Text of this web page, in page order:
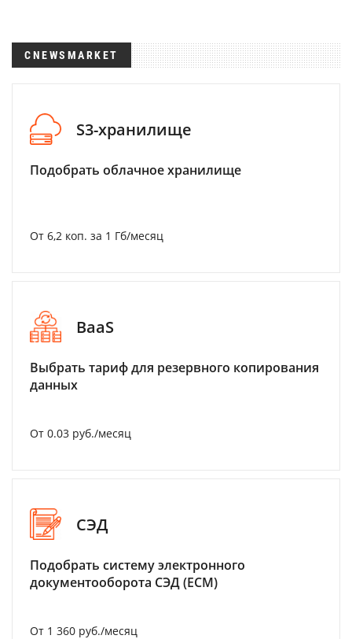
CNEWSMARKET
S3-хранилище
Подобрать облачное хранилище
От 6,2 коп. за 1 Гб/месяц
BaaS
Выбрать тариф для резервного копирования
данных
От 0.03 руб./месяц
СЭД
Подобрать систему электронного
документооборота СЭД (ECM)
От 1 360 руб./месяц